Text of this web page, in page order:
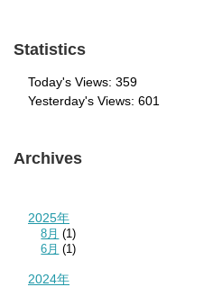
Statistics
Today's Views: 359
Yesterday's Views: 601
Archives
2025年
8月 (1)
6月 (1)
2024年